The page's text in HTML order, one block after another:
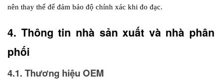
nên thay thế để đảm bảo độ chính xác khi đo đạc.
4. Thông tin nhà sản xuất và nhà phân
phối
4.1. Thương hiệu OEM